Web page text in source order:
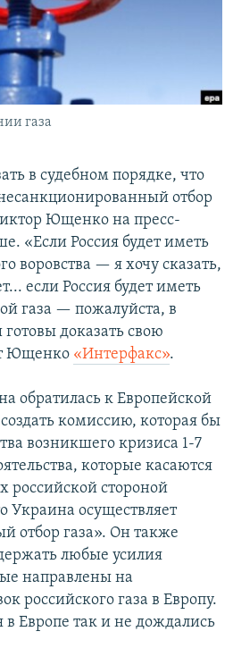
газа
в судебном порядке, что
отбор
Ющенко на пресс-
«Если Россия будет иметь
воровства — я хочу сказать,
если Россия будет иметь
газа — пожалуйста, в
доказать свою
Ющенко «Интерфакс».
обратилась к Европейской
комиссию, которая бы
возникшего кризиса 1-7
которые касаются
российской стороной
Украина осуществляет
отбор газа». Он также
любые усилия
направлены на
российского газа в Европу.
Европе так и не дождались